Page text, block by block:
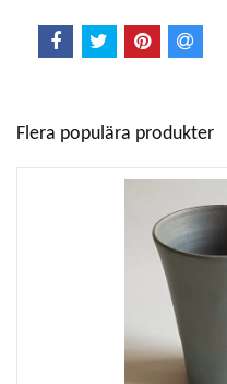
Flera populära produkter